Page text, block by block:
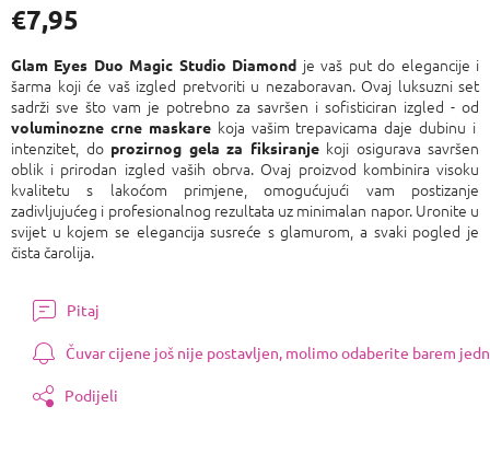
€7,95
Izmjeri
cijenu:
Glam Eyes Duo Magic Studio Diamond je vaš put do elegancije i
šarma koji će vaš izgled pretvoriti u nezaboravan. Ovaj luksuzni set
sadrži sve što vam je potrebno za savršen i sofisticiran izgled - od
voluminozne crne maskarekoja vašim trepavicama daje dubinu i
intenzitet, doprozirnog gela za fiksiranjekoji osigurava savršen
oblik i prirodan izgled vaših obrva. Ovaj proizvod kombinira visoku
kvalitetu s lakoćom primjene, omogućujući vam postizanje
zadivljujućeg i profesionalnog rezultata uz minimalan napor. Uronite u
svijet u kojem se elegancija susreće s glamurom, a svaki pogled je
čista čarolija.
Pitaj
Čuvar cijene još nije postavljen, molimo odaberite barem
Podijeli